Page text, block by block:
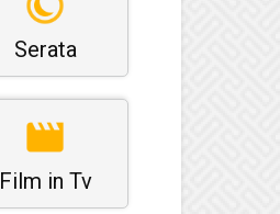
Serata
Film in Tv